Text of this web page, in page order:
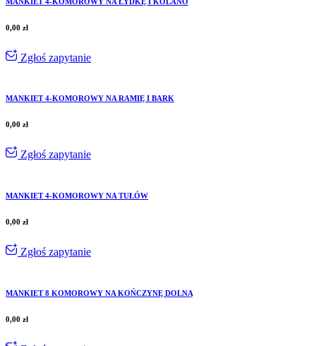
0,00 zł
Zgłoś zapytanie
MANKIET 4-KOMOROWY NA RAMIĘ I BARK
0,00 zł
Zgłoś zapytanie
MANKIET 4-KOMOROWY NA TUŁÓW
0,00 zł
Zgłoś zapytanie
MANKIET 8 KOMOROWY NA KOŃCZYNĘ DOLNĄ
0,00 zł